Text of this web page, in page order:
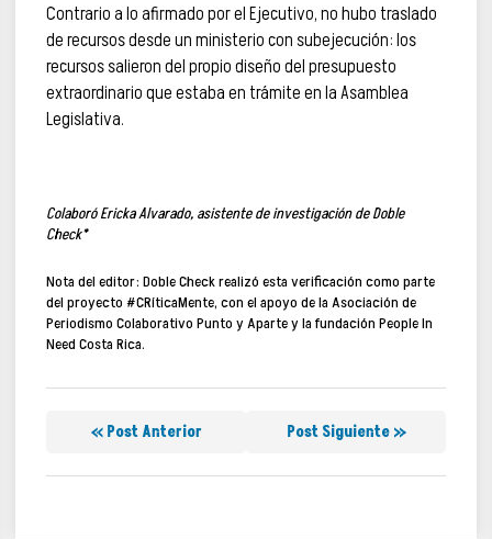
Contrario a lo afirmado por el Ejecutivo, no hubo traslado
de recursos desde un ministerio con subejecución: los
recursos salieron del propio diseño del presupuesto
extraordinario que estaba en trámite en la Asamblea
Legislativa.
Colaboró Ericka Alvarado, asistente de investigación de Doble
Check*
Nota del editor: Doble Check realizó esta verificación como parte
del proyecto #CRíticaMente, con el apoyo de la Asociación de
Periodismo Colaborativo Punto y Aparte y la fundación People In
Need Costa Rica.
« Post Anterior Post Siguiente »